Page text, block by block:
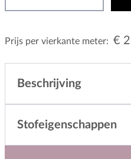
Prijs per vierkante meter: €
Beschrijving
Stofeigenschappen